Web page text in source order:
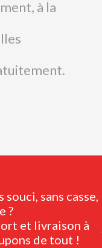
à la
sans casse,
?
et livraison à
de tout !